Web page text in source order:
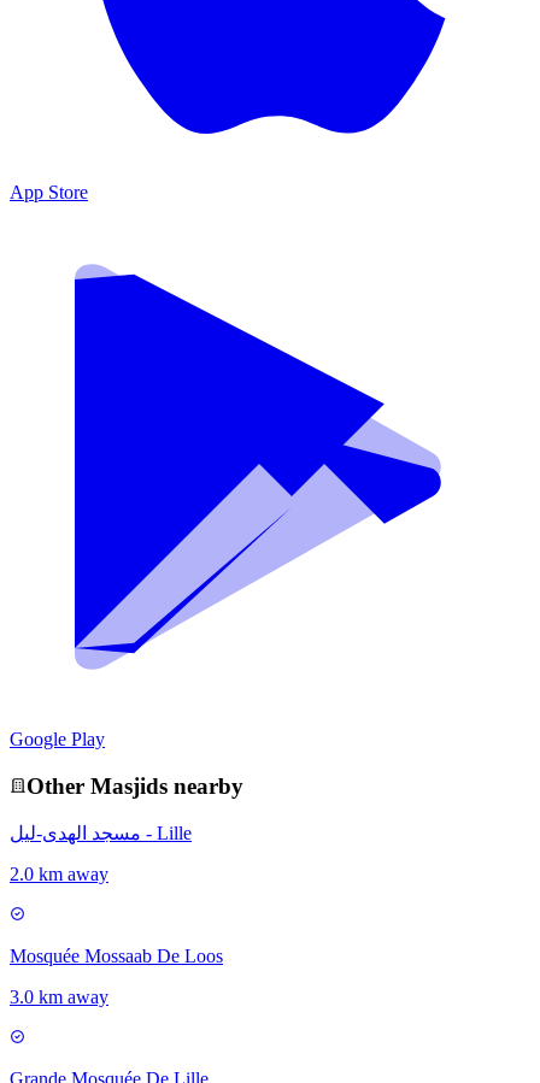
App Store
Google Play
Other Masjids nearby
مسجد الهدى-ليل - Lille
2.0 km away
Mosquée Mossaab De Loos
3.0 km away